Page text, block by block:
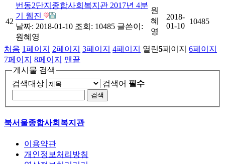
42
번동2단지종합사회복지관 2017년 4분
기 웹진
날짜: 2018-01-10 조회: 10485 글쓴이:
원혜영
원
혜
영
2018-
01-10
10485
처음 1페이지 2페이지 3페이지 4페이지 열린5페이지 6페이지
7페이지 8페이지
맨끝
게시물 검색
검색대상
검색어 필수
북서울종합사회복지관
이용약관
개인정보처리방침